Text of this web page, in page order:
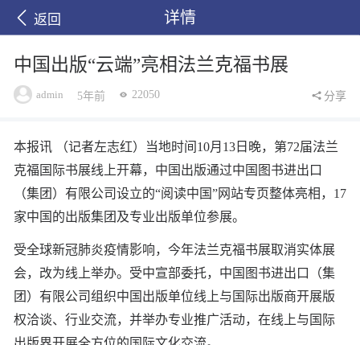
返回 详情
中国出版“云端”亮相法兰克福书展
admin 5年前 22050 分享
本报讯 （记者左志红）当地时间10月13日晚，第72届法兰
克福国际书展线上开幕，中国出版通过中国图书进出口
（集团）有限公司设立的“阅读中国”网站专页整体亮相，17
家中国的出版集团及专业出版单位参展。
受全球新冠肺炎疫情影响，今年法兰克福书展取消实体展
会，改为线上举办。受中宣部委托，中国图书进出口（集
团）有限公司组织中国出版单位线上与国际出版商开展版
权洽谈、行业交流，并举办专业推广活动，在线上与国际